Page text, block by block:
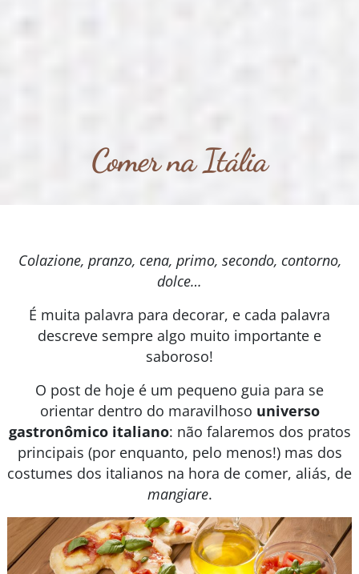
Comer na Itália
Colazione, pranzo, cena, primo, secondo, contorno,
dolce…
É muita palavra para decorar, e cada palavra
descreve sempre algo muito importante e
saboroso!
O post de hoje é um pequeno guia para se
orientar dentro do maravilhoso universo
gastronômico italiano: não falaremos dos pratos
principais (por enquanto, pelo menos!) mas dos
costumes dos italianos na hora de comer, aliás, de
mangiare.